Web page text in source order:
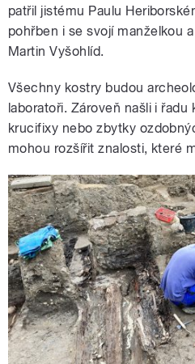
patřil jistému Paulu
pohřben i se svojí manželkou
Martin Vyšohlíd.
Všechny kostry budou
laboratoři. Zároveň našli i
krucifixy nebo zbytky
mohou rozšířit znalosti, které